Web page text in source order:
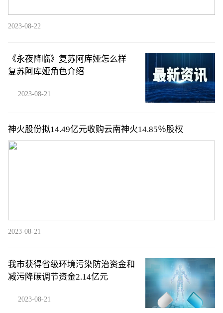
2023-08-22
《永夜降临》复苏阿库娅怎么样
复苏阿库娅角色介绍
2023-08-21
神火股份拟14.49亿元收购云南神火14.85％股权
2023-08-21
我市获得省级环境污染防治资金和
减污降碳调节资金2.14亿元
2023-08-21